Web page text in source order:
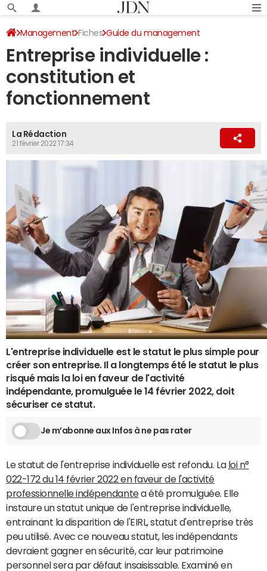
Management Fiches Guide du management
Création d'entreprise
Entreprise individuelle :
constitution et
fonctionnement
La Rédaction
21 février 2022 17:34
L'entreprise individuelle est le statut le plus simple pour
créer son entreprise. Il a longtemps été le statut le plus
risqué mais la loi en faveur de l'activité
indépendante, promulguée le 14 février 2022, doit
sécuriser ce statut.
Je m’abonne aux Infos à ne pas rater
Le statut de l'entreprise individuelle est refondu. La loi n°
022-172 du 14 février 2022 en faveur de l'activité
professionnelle indépendantea été promulguée. Elle
instaure un statut unique de l'entreprise individuelle,
entrainant la disparition de l'EIRL, statut d'entreprise très
peu utilisé. Avec ce nouveau statut, les indépendants
devraient gagner en sécurité, car leur patrimoine
personnel sera par défaut insaisissable. Examiné en